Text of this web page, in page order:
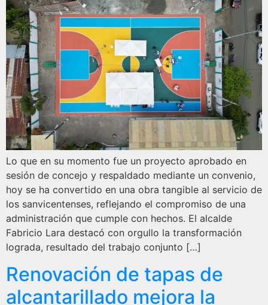
Lo que en su momento fue un proyecto aprobado en
sesión de concejo y respaldado mediante un convenio,
hoy se ha convertido en una obra tangible al servicio de
los sanvicentenses, reflejando el compromiso de una
administración que cumple con hechos. El alcalde
Fabricio Lara destacó con orgullo la transformación
lograda, resultado del trabajo conjunto […]
Renovación de tapas de
alcantarillado mejora la